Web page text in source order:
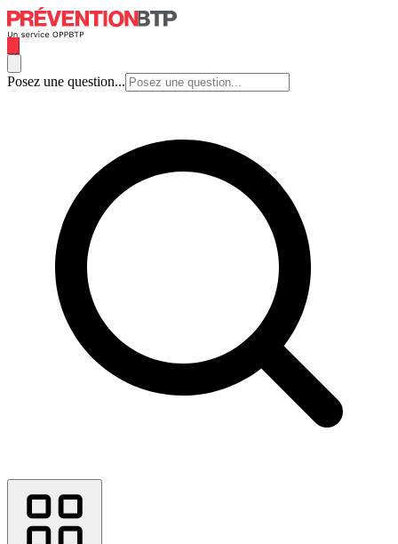
Posez une question...